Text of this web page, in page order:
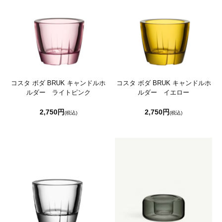
コスタ ボダ BRUK キャンドルホ
ルダー ライトピンク
2,750円(税込)
コスタ ボダ BRUK キャンドルホ
ルダー イエロー
2,750円(税込)